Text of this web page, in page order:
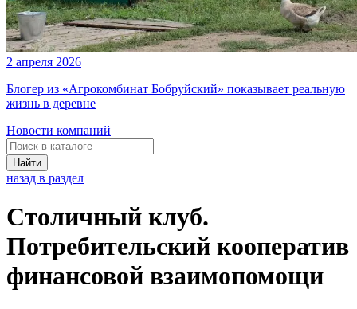
2 апреля 2026
Блогер из «Агрокомбинат Бобруйский» показывает реальную
жизнь в деревне
Новости компаний
Найти
назад в раздел
Столичный клуб.
Потребительский кооператив
финансовой взаимопомощи